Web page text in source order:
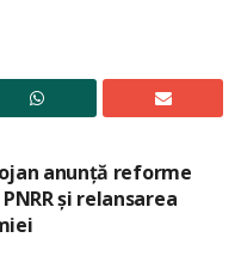
anunță reforme
și relansarea